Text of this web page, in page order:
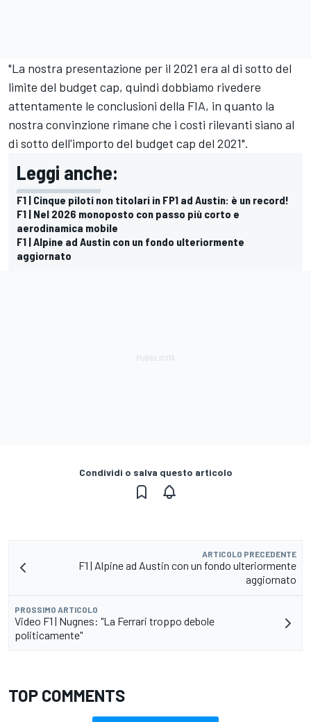
"La nostra presentazione per il 2021 era al di sotto del
limite del budget cap, quindi dobbiamo rivedere
attentamente le conclusioni della FIA, in quanto la
nostra convinzione rimane che i costi rilevanti siano al
di sotto dell'importo del budget cap del 2021".
Leggi anche:
F1 | Cinque piloti non titolari in FP1 ad Austin: è un record!
F1 | Nel 2026 monoposto con passo più corto e
aerodinamica mobile
F1 | Alpine ad Austin con un fondo ulteriormente
aggiornato
Condividi o salva questo articolo
ARTICOLO PRECEDENTE
F1 | Alpine ad Austin con un fondo ulteriormente
aggiornato
PROSSIMO ARTICOLO
Video F1 | Nugnes: "La Ferrari troppo debole
politicamente"
TOP COMMENTS